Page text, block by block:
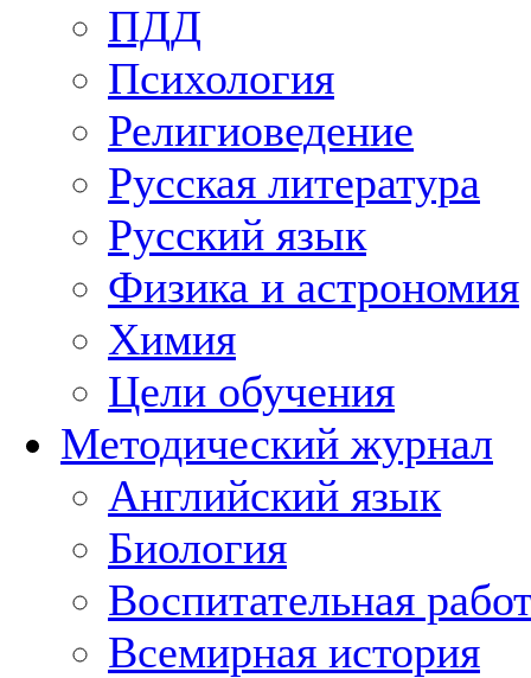
ПДД
Психология
Религиоведение
Русская литература
Русский язык
Физика и астрономия
Химия
Цели обучения
Методический журнал
Английский язык
Биология
Воспитательная
Всемирная история